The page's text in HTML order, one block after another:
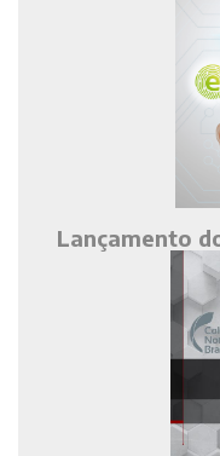
Lançamento